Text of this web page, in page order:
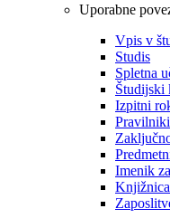
Uporabne
Vpis v
Studis
Spletna
Študijski
Izpitni
Imenik
Knjižnica